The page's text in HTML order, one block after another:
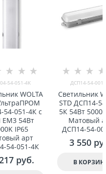
54-051-4К
WOLTA
54-051-4К с
54Вт
IP65
арт
54-051-4К
руб.
ДСП14-54-
Светильник
STD ДСП14-
5К 54Вт
Матовый
ДСП14-54-
3 550
В